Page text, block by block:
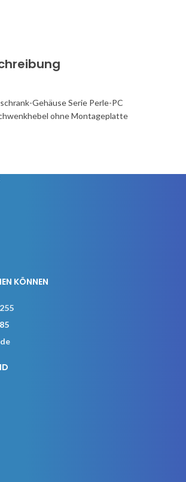
Gehäuse Serie Perle-PC
ohne Montageplatte
KÖNNEN